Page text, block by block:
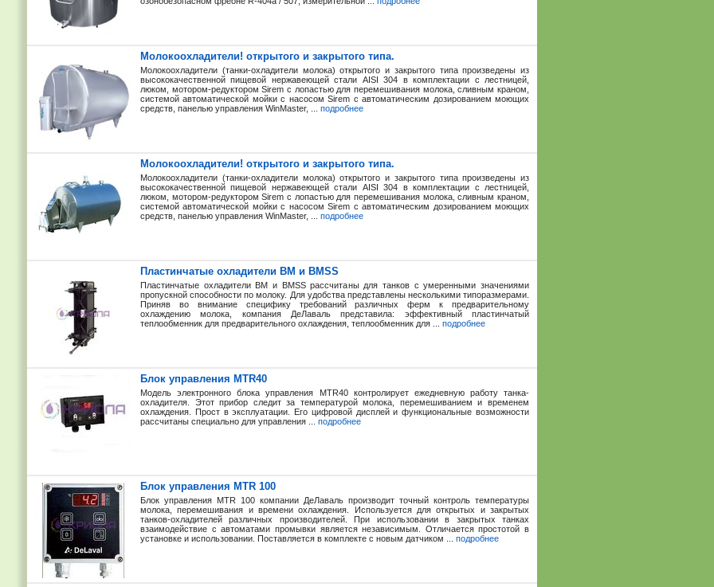
Молокоохладители! открытого и закрытого типа.
Молокоохладители (танки-охладители молока) открытого и закрытого типа произведены из
высококачественной пищевой нержавеющей стали AISI 304 в комплектации с лестницей,
люком, мотором-редуктором Sirem с лопастью для перемешивания молока, сливным краном,
системой автоматической мойки с насосом Sirem с автоматическим дозированием моющих
средств, панелью управления WinMaster, ... подробнее
Молокоохладители! открытого и закрытого типа.
Молокоохладители (танки-охладители молока) открытого и закрытого типа произведены из
высококачественной пищевой нержавеющей стали AISI 304 в комплектации с лестницей,
люком, мотором-редуктором Sirem с лопастью для перемешивания молока, сливным краном,
системой автоматической мойки с насосом Sirem с автоматическим дозированием моющих
средств, панелью управления WinMaster, ... подробнее
Пластинчатые охладители BM и BMSS
Пластинчатые охладители BM и BMSS рассчитаны для танков с умеренными значениями
пропускной способности по молоку. Для удобства представлены несколькими типоразмерами.
Приняв во внимание специфику требований различных ферм к предварительному
охлаждению молока, компания ДеЛаваль представила: эффективный пластинчатый
теплообменник для предварительного охлаждения, теплообменник для ... подробнее
Блок управления MTR40
Модель электронного блока управления MTR40 контролирует ежедневную работу танка-
охладителя. Этот прибор следит за температурой молока, перемешиванием и временем
охлаждения. Прост в эксплуатации. Его цифровой дисплей и функциональные возможности
рассчитаны специально для управления ... подробнее
Блок управления MTR 100
Блок управления MTR 100 компании ДеЛаваль производит точный контроль температуры
молока, перемешивания и времени охлаждения. Используется для открытых и закрытых
танков-охладителей различных производителей. При использовании в закрытых танках
взаимодействие с автоматами промывки является независимым. Отличается простотой в
установке и использовании. Поставляется в комплекте с новым датчиком ... подробнее